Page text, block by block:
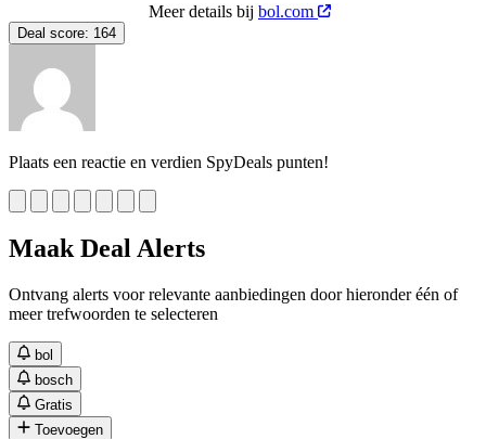
Meer details bij bol.com
Deal score: 164
Plaats een reactie en verdien SpyDeals punten!
Maak Deal Alerts
Ontvang alerts voor relevante aanbiedingen door hieronder één of
meer trefwoorden te selecteren
bol
bosch
Gratis
Toevoegen